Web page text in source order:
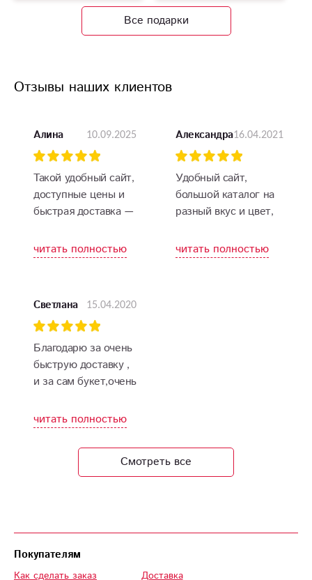
Все подарки
Отзывы наших клиентов
Алина 10.09.2025
Такой удобный сайт,
доступные цены и
быстрая доставка —
Получатель был в
восторге, цветы
читать полностью
Александра16.04.2021
Удобный сайт,
большой каталог на
разный вкус и цвет,
это красота цветов и
их бесподобный
читать полностью
Светлана 15.04.2020
Благодарю за очень
быструю доставку ,
и за сам букет,очень
имениннице. Желаю
всей вашей команде
всего самого
хорошего в жизни!
читать полностью
Смотреть все
Покупателям
Как сделать заказ
Доставка